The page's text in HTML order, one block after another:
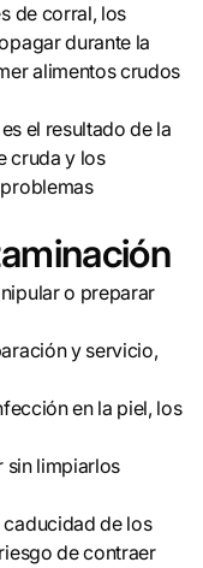
de corral, los
durante la
alimentos crudos
el resultado de la
cruda y los
o preparar
y servicio,
en la piel, los
sin limpiarlos
caducidad de los
de contraer